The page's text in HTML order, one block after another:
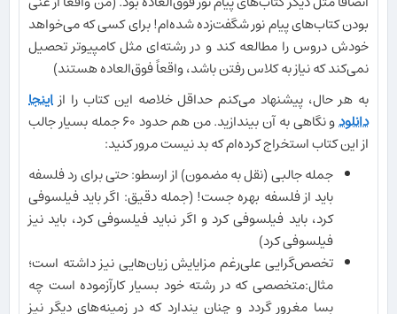
بودن کتاب‌های پیام نور شگفت‌زده شده‌ام! برای کسی که می‌خواهد
خودش دروس را مطالعه کند و در رشته‌ای مثل کامپیوتر تحصیل
نمی‌کند که نیاز به کلاس رفتن باشد، واقعاً فوق‌العاده هستند)
به هر حال، پیشنهاد می‌کنم حداقل خلاصه این کتاب را ازاینجا
دانلود
و نگاهی به آن بیندازید. من هم حدود ۶۰ جمله بسیار جالب
از این کتاب استخراج کرده‌ام که بد نیست مرور کنید:
جمله جالبی (نقل به مضمون) از ارسطو: حتی برای رد فلسفه
باید از فلسفه بهره جست! (جمله دقیق: اگر باید فیلسوفی
کرد، باید فیلسوفی کرد و اگر نباید فیلسوفی کرد، باید نیز
فیلسوفی کرد)
تخصص‌گرایی علی‌رغم مزایایش زیان‌هایی نیز داشته است؛
مثال:متخصصی که در رشته خود بسیار کارآزموده است چه
بسا مغرور گردد و چنان پندارد که در زمینه‌های دیگر نیز